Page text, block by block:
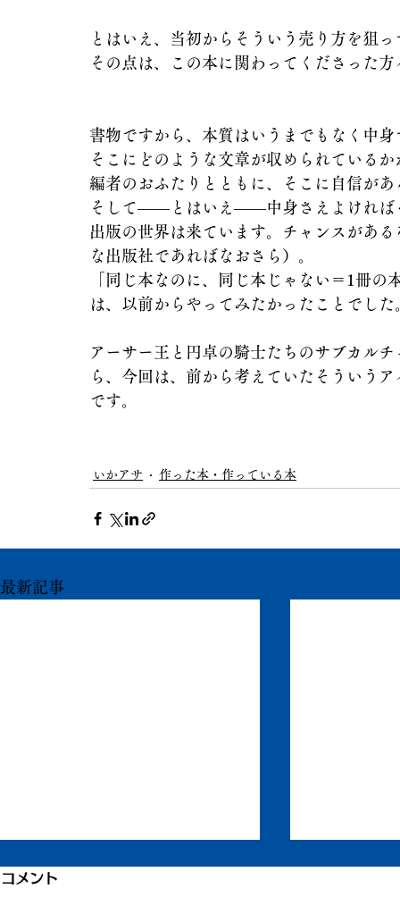
とはいえ、当初からそういう売り方を狙
その点は、この本に関わってくださった
書物ですから、本質はいうまでもなく中身
そこにどのような文章が収められている
編者のおふたりとともに、そこに自信が
そして――とはいえ――中身さえよければ
出版の世界は来ています。チャンスがあ
な出版社であればなおさら）。
「同じ本なのに、同じ本じゃない＝1冊
は、以前からやってみたかったことでした
アーサー王と円卓の騎士たちのサブカル
ら、今回は、前から考えていたそういう
です。
いかアサ 作った本・作っている本
最新記事
1200件目、書いている本の
コメント